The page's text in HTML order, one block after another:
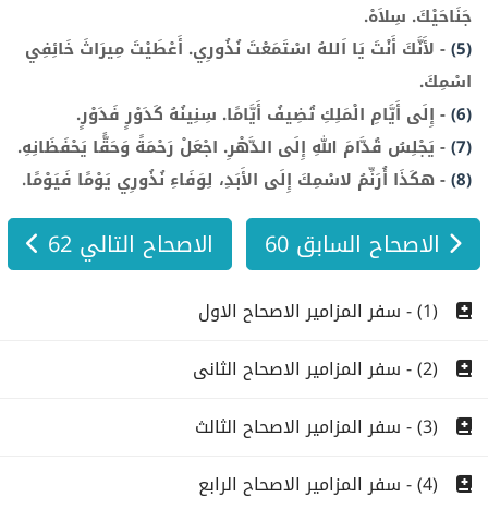
جَنَاحَيْكَ. سِلاَهْ.
(5)
- لأَنَّكَ أَنْتَ يَا اَللهُ اسْتَمَعْتَ نُذُورِي. أَعْطَيْتَ مِيرَاثَ خَائِفِي
اسْمِكَ.
(6)
- إِلَى أَيَّامِ الْمَلِكِ تُضِيفُ أَيَّامًا. سِنِينُهُ كَدَوْرٍ فَدَوْرٍ.
(7)
- يَجْلِسُ قُدَّامَ اللهِ إِلَى الدَّهْرِ. اجْعَلْ رَحْمَةً وَحَقًّا يَحْفَظَانِهِ.
(8)
-هكَذَا أُرَنِّمُ لاسْمِكَ إِلَى الأَبَدِ، لِوَفَاءِ نُذُورِي يَوْمًا فَيَوْمًا.
الاصحاح السابق 60 الاصحاح التالي 62
(1) - سفر المزامير الاصحاح الاول
(2) - سفر المزامير الاصحاح الثانى
(3) - سفر المزامير الاصحاح الثالث
(4) - سفر المزامير الاصحاح الرابع